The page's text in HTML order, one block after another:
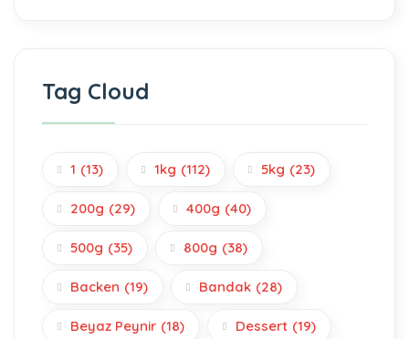
Tag Cloud
1 (13) 1kg (112) 5kg (23)
200g (29) 400g (40)
500g (35) 800g (38)
Backen (19) Bandak (28)
Beyaz Peynir (18) Dessert (19)